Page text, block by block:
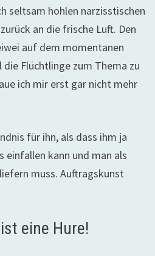
seltsam hohlen narzisstischen
an die frische Luft. Den
auf dem momentanen
Flüchtlinge zum Thema zu
ich mir erst gar nicht mehr
für ihn, als dass ihm ja
einfallen kann und man als
muss. Auftragskunst
eine Hure!